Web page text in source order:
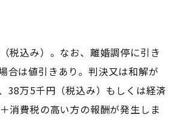
税込み）。なお、離婚調停に引き
合は値引きあり。判決又は和解が
38万5千円（税込み）もしくは経済
消費税の高い方の報酬が発生しま